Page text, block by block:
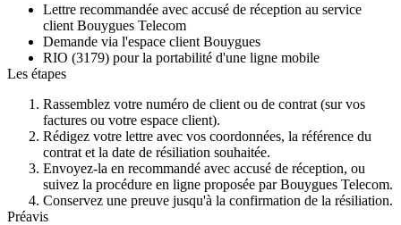
Lettre recommandée avec accusé de réception au service
client Bouygues Telecom
Demande via l'espace client Bouygues
RIO (3179) pour la portabilité d'une ligne mobile
Les étapes
Rassemblez votre numéro de client ou de contrat (sur vos
factures ou votre espace client).
Rédigez votre lettre avec vos coordonnées, la référence du
contrat et la date de résiliation souhaitée.
Envoyez-la en recommandé avec accusé de réception, ou
suivez la procédure en ligne proposée par Bouygues Telecom.
Conservez une preuve jusqu'à la confirmation de la résiliation.
Préavis